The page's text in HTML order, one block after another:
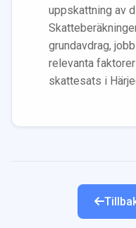
uppskattning av
grundavdrag,
relevanta
skattesats i